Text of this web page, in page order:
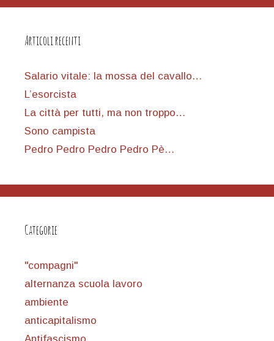
Articoli recenti
Salario vitale: la mossa del cavallo…
L’esorcista
La città per tutti, ma non troppo…
Sono campista
Pedro Pedro Pedro Pedro Pè…
Categorie
"compagni"
alternanza scuola lavoro
ambiente
anticapitalismo